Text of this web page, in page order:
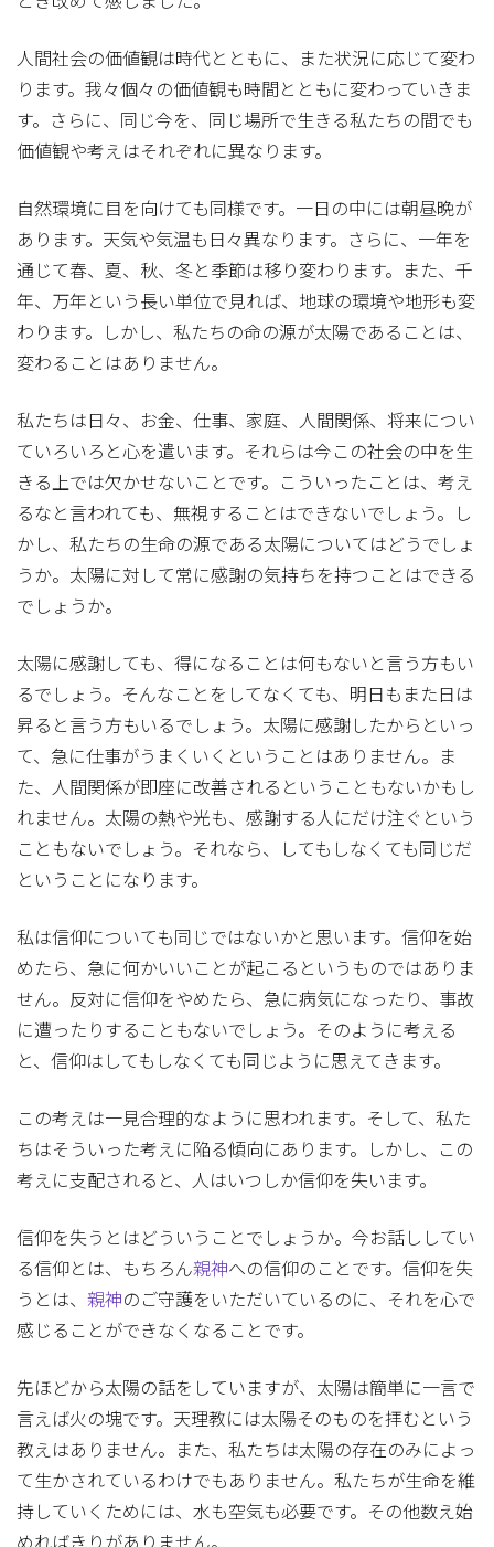
人間社会の価値観は時代とともに、また状況に応じて変わ
ります。我々個々の価値観も時間とともに変わっていきま
す。さらに、同じ今を、同じ場所で生きる私たちの間でも
価値観や考えはそれぞれに異なります。
自然環境に目を向けても同様です。一日の中には朝昼晩が
あります。天気や気温も日々異なります。さらに、一年を
通じて春、夏、秋、冬と季節は移り変わります。また、千
年、万年という長い単位で見れば、地球の環境や地形も変
わります。しかし、私たちの命の源が太陽であることは、
変わることはありません。
私たちは日々、お金、仕事、家庭、人間関係、将来につい
ていろいろと心を遣います。それらは今この社会の中を生
きる上では欠かせないことです。こういったことは、考え
るなと言われても、無視することはできないでしょう。し
かし、私たちの生命の源である太陽についてはどうでしょ
うか。太陽に対して常に感謝の気持ちを持つことはできる
でしょうか。
太陽に感謝しても、得になることは何もないと言う方もい
るでしょう。そんなことをしてなくても、明日もまた日は
昇ると言う方もいるでしょう。太陽に感謝したからといっ
て、急に仕事がうまくいくということはありません。ま
た、人間関係が即座に改善されるということもないかもし
れません。太陽の熱や光も、感謝する人にだけ注ぐという
こともないでしょう。それなら、してもしなくても同じだ
ということになります。
私は信仰についても同じではないかと思います。信仰を始
めたら、急に何かいいことが起こるというものではありま
せん。反対に信仰をやめたら、急に病気になったり、事故
に遭ったりすることもないでしょう。そのように考える
と、信仰はしてもしなくても同じように思えてきます。
この考えは一見合理的なように思われます。そして、私た
ちはそういった考えに陥る傾向にあります。しかし、この
考えに支配されると、人はいつしか信仰を失います。
信仰を失うとはどういうことでしょうか。今お話ししてい
る信仰とは、もちろん親神への信仰のことです。信仰を失
うとは、 親神のご守護をいただいているのに、それを心で
感じることができなくなることです。
先ほどから太陽の話をしていますが、太陽は簡単に一言で
言えば火の塊です。天理教には太陽そのものを拝むという
教えはありません。また、私たちは太陽の存在のみによっ
て生かされているわけでもありません。私たちが生命を維
持していくためには、水も空気も必要です。その他数え始